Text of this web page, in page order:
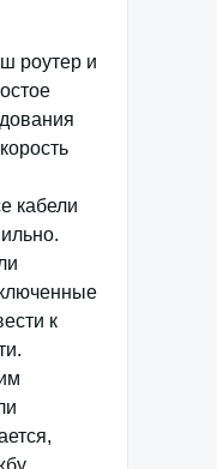
роутер и
кабели
к